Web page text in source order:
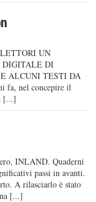
UN
DIGITALE DI
ALCUNI TESTI DA
fa, nel concepire il
[...]
INLAND. Quaderni
passi in avanti.
A rilasciarlo è stato
[...]